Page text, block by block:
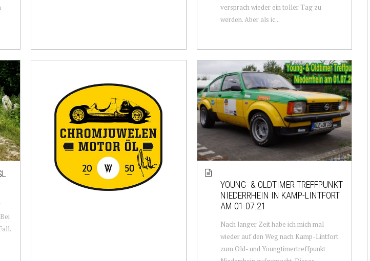
versprach wieder ein toller Tag zu
werden. Aber als ic...
YOUNG- & OLDTIMER TREFFPUNKT
NIEDERRHEIN IN KAMP-LINTFORT
AM 01.07.21
Nach langer Zeit habe ich mich mal
wieder auf den Weg nach Kamp-Lintfort
zum Old- und Youngtimertreffpunkt